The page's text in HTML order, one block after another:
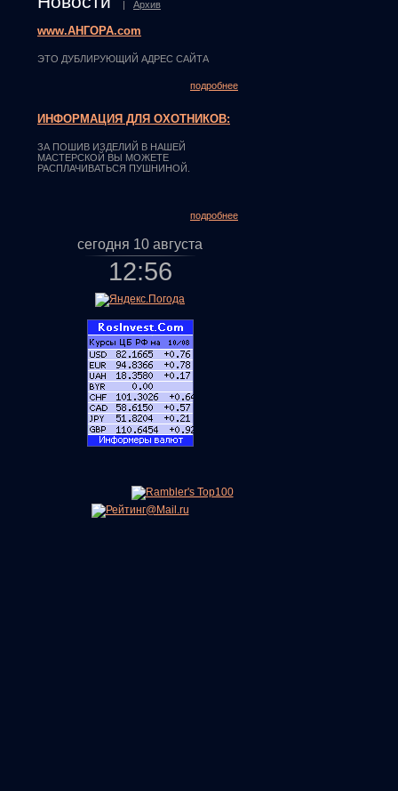
| Архив
www.АНГОРА.com
ЭТО ДУБЛИРУЮЩИЙ АДРЕС САЙТА
подробнее
ИНФОРМАЦИЯ ДЛЯ ОХОТНИКОВ:
ЗА ПОШИВ ИЗДЕЛИЙ В НАШЕЙ
МАСТЕРСКОЙ ВЫ МОЖЕТЕ
РАСПЛАЧИВАТЬСЯ ПУШНИНОЙ.
подробнее
сегодня 10 августа
12:56